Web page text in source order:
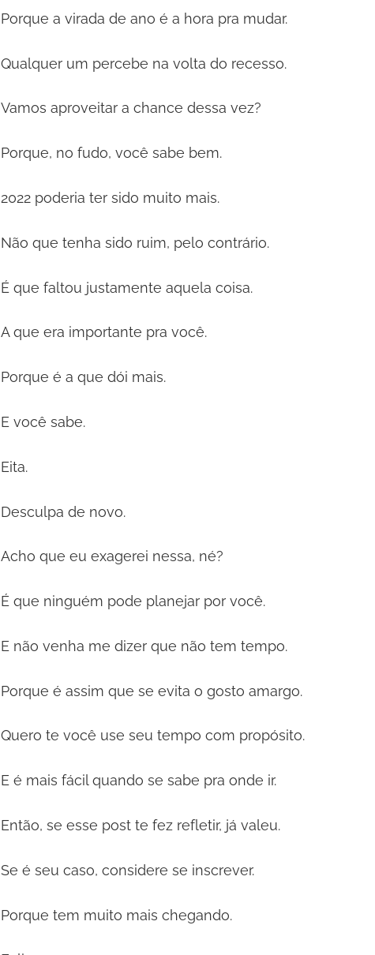
Porque a virada de ano é a hora pra mudar.
Qualquer um percebe na volta do recesso.
Vamos aproveitar a chance dessa vez?
Porque, no fudo, você sabe bem.
2022 poderia ter sido muito mais.
Não que tenha sido ruim, pelo contrário.
É que faltou justamente aquela coisa.
A que era importante pra você.
Porque é a que dói mais.
E você sabe.
Eita.
Desculpa de novo.
Acho que eu exagerei nessa, né?
É que ninguém pode planejar por você.
E não venha me dizer que não tem tempo.
Porque é assim que se evita o gosto amargo.
Quero te você use seu tempo com propósito.
E é mais fácil quando se sabe pra onde ir.
Então, se esse post te fez refletir, já valeu.
Se é seu caso, considere se inscrever.
Porque tem muito mais chegando.